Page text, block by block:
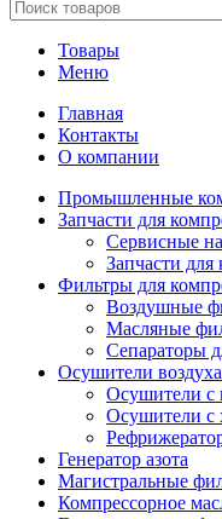
Товары
Меню
Главная
Контакты
О компании
Промышленные
Запчасти для
Сервисные
Запчасти для
Фильтры для
Воздушные
Масляные
Сепараторы
Осушители воздуха
Осушители с
Осушители с
Генератор азота
Магистральные
Компрессорное